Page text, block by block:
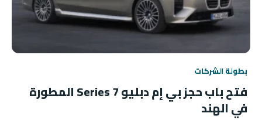
بطولة الشركات
فتح باب حجز بي إم دبليو 7 Series المطورة
في الهند